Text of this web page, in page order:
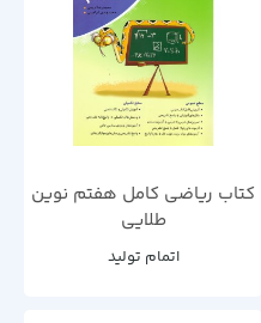
کتاب ریاضی کامل هفتم نوین
طلایی
اتمام تولید